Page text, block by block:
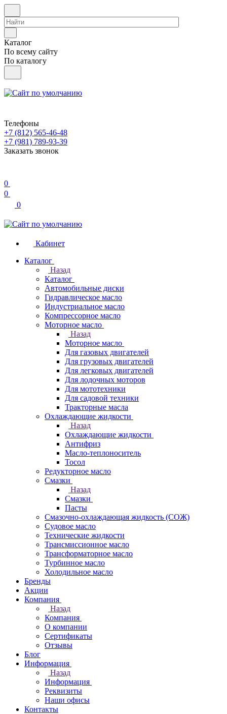
Каталог
По всему сайту
По каталогу
Телефоны
+7 (812) 565-46-48
+7 (981) 789-93-39
Заказать звонок
0
0
0
Кабинет
Каталог
Назад
Каталог
Автомобильные диски
Гидравлическое масло
Индустриальное масло
Компрессорное масло
Моторное масло
Назад
Моторное масло
Для газовых двигателей
Для грузовых двигателей
Для легковых двигателей
Для лодочных моторов
Для мототехники
Для садовой техники
Тракторные масла
Охлаждающие жидкости
Назад
Охлаждающие жидкости
Антифриз
Масло-теплоноситель
Тосол
Редукторное масло
Смазки
Назад
Смазки
Пасты
Смазочно-охлаждающая жидкость (СОЖ)
Судовое масло
Технические жидкости
Трансмиссионное масло
Трансформаторное масло
Турбинное масло
Холодильное масло
Бренды
Акции
Компания
Назад
Компания
О компании
Сертификаты
Отзывы
Блог
Информация
Назад
Информация
Реквизиты
Наши офисы
Контакты